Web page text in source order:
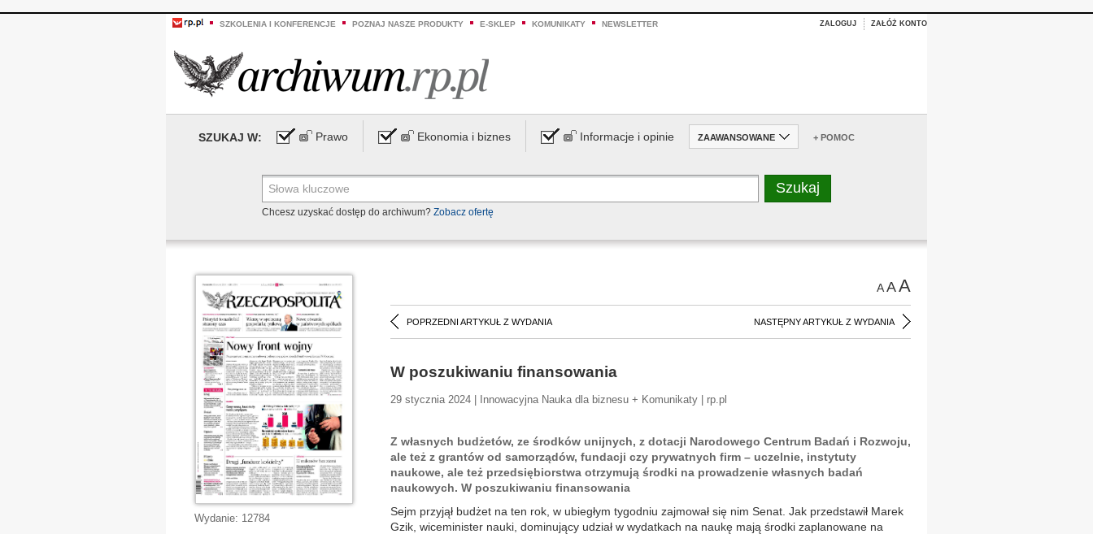
SZKOLENIA I KONFERENCJE POZNAJ NASZE PRODUKTY E-SKLEP KOMUNIKATY NEWSLETTER ZALOGUJ ZAŁÓŻ KONTO
SZUKAJ W: Prawo Ekonomia i biznes Informacje i opinie ZAAWANSOWANE + POMOC
Chcesz uzyskać dostęp do archiwum? Zobacz ofertę
AAA
POPRZEDNI ARTYKUŁ Z WYDANIA NASTĘPNY ARTYKUŁ Z WYDANIA
W poszukiwaniu finansowania
29 stycznia 2024 | Innowacyjna Nauka dla biznesu + Komunikaty | rp.pl
Z własnych budżetów, ze środków unijnych, z dotacji Narodowego Centrum Badań i Rozwoju,
ale też z grantów od samorządów, fundacji czy prywatnych firm – uczelnie, instytuty
naukowe, ale też przedsiębiorstwa otrzymują środki na prowadzenie własnych badań
naukowych. W poszukiwaniu finansowania
Sejm przyjął budżet na ten rok, w ubiegłym tygodniu zajmował się nim Senat. Jak przedstawił Marek
Gzik, wiceminister nauki, dominujący udział w wydatkach na naukę mają środki zaplanowane na
Wydanie: 12784